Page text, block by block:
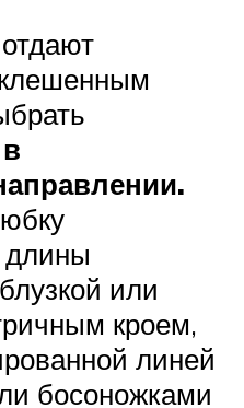
длины
или
кроем,
линей
босоножками